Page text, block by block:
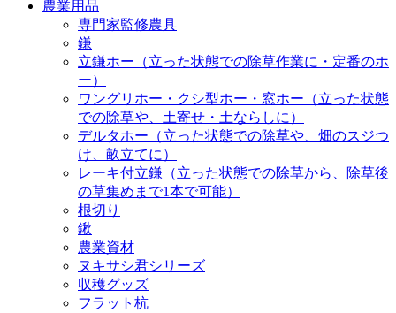
農業用品
専門家監修農具
鎌
立鎌ホー（立った状態での除草作業に・定番のホ
ー）
ワングリホー・クシ型ホー・窓ホー（立った状態
での除草や、土寄せ・土ならしに）
デルタホー（立った状態での除草や、畑のスジつ
け、畝立てに）
レーキ付立鎌（立った状態での除草から、除草後
の草集めまで1本で可能）
根切り
鍬
農業資材
ヌキサシ君シリーズ
収穫グッズ
フラット杭